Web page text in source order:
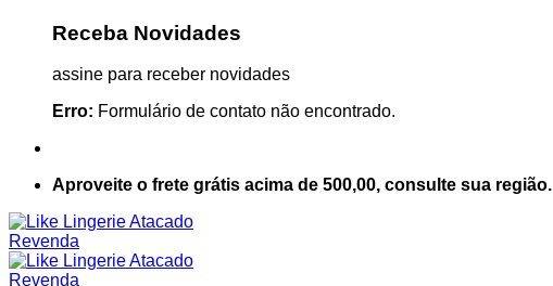
Receba Novidades
assine para receber novidades
Erro: Formulário de contato não encontrado.
Aproveite o frete grátis acima de 500,00, consulte sua região.